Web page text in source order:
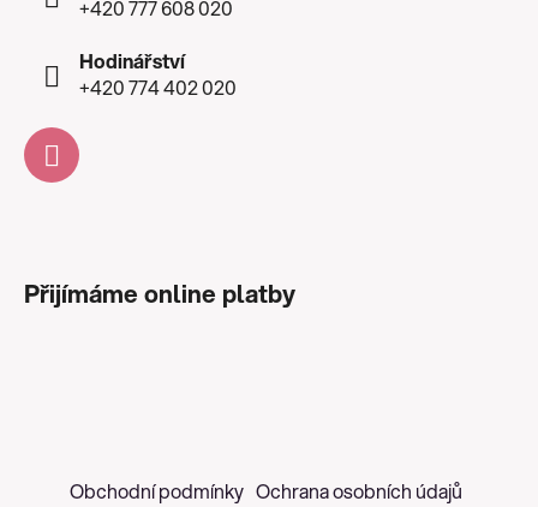
+420 777 608 020
Hodinářství
+420 774 402 020
Přijímáme online platby
Obchodní podmínky Ochrana osobních údajů